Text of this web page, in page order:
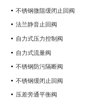
不锈钢微阻缓闭止回阀
法兰静音止回阀
自力式压力控制阀
自力式流量阀
不锈钢防污隔断阀
不锈钢缓闭止回阀
压差旁通平衡阀